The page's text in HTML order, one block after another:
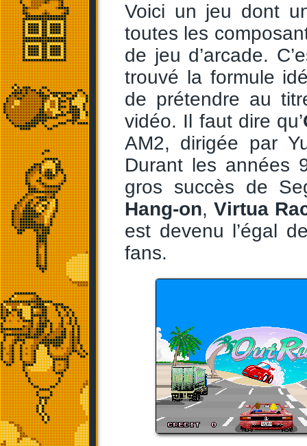
Voici un jeu dont
toutes les
de jeu d’arcade.
trouvé la formule
de prétendre au
vidéo. Il faut dire qu’
AM2, dirigée par
Durant les années
gros succès de
Hang-on, Virtua
est devenu l’égal
fans.